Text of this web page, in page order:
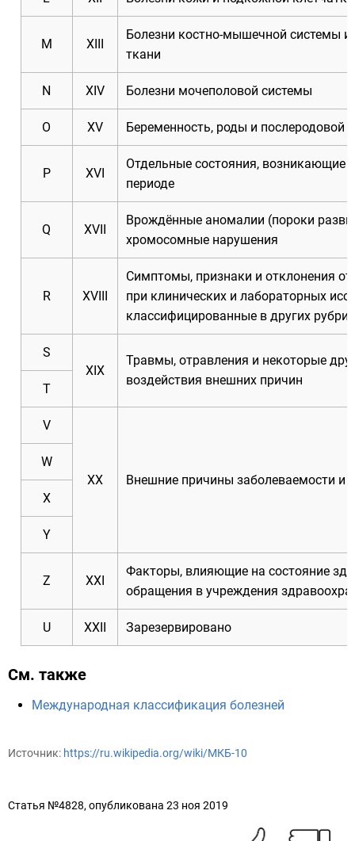
M XIII
Болезни костно-мышечной системы и
ткани
N XIV Болезни мочеполовой системы
O XV Беременность, роды и послеродовой
P XVI
Отдельные состояния, возникающие
периоде
Q XVII
Врождённые аномалии (пороки
хромосомные нарушения
R XVIII
Симптомы, признаки и отклонения
при клинических и лабораторных
классифицированные в других
S
XIX
Травмы, отравления и некоторые
воздействия внешних причин
T
V
XX Внешние причины заболеваемости и
W
X
Y
Z XXI
Факторы, влияющие на состояние
обращения в учреждения
U XXII Зарезервировано
См. также
Международная классификация болезней
Источник: https://ru.wikipedia.org/wiki/МКБ-10
Статья №4828, опубликована 23 ноя 2019